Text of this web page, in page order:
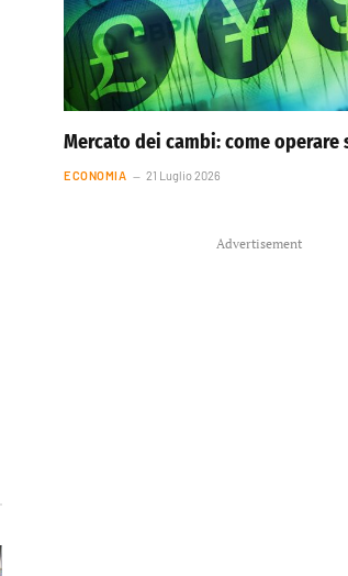
Mercato dei cambi: come operare
ECONOMIA 21 Luglio 2026
Advertisement